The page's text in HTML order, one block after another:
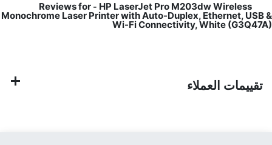
- HP LaserJet Pro M203dw Wireless
Monochrome Laser Printer with Auto-Duplex, Ethernet, USB &
Wi-Fi Connectivity, White (G3Q47A)
تقييمات العملاء